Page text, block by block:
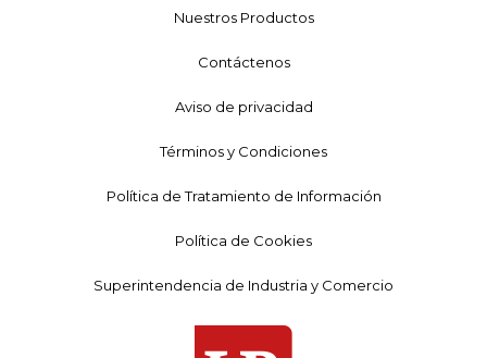
Nuestros Productos
Contáctenos
Aviso de privacidad
Términos y Condiciones
Política de Tratamiento de Información
Política de Cookies
Superintendencia de Industria y Comercio